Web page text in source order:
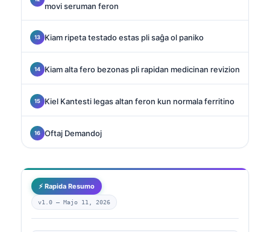
movi seruman feron
Kiam ripeta testado estas pli saĝa ol paniko
Kiam alta fero bezonas pli rapidan medicinan revizion
Kiel Kantesti legas altan feron kun normala ferritino
Oftaj Demandoj
⚡ Rapida Resumo
v1.0 — Majo 11, 2026